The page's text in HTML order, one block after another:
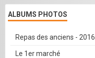
ALBUMS PHOTOS
Repas des anciens - 2016
Le 1er marché